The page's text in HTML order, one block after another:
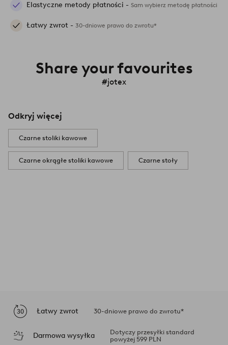
Elastyczne metody płatności - Sam wybierz metodę płatności
Łatwy zwrot - 30-dniowe prawo do zwrotu*
Share your favourites
#jotex
Odkryj więcej
Czarne stoliki kawowe
Czarne okrągłe stoliki kawowe Czarne stoły
Łatwy zwrot 30-dniowe prawo do zwrotu*
Darmowa wysyłka
Dotyczy przesyłki standard
powyżej 599 PLN